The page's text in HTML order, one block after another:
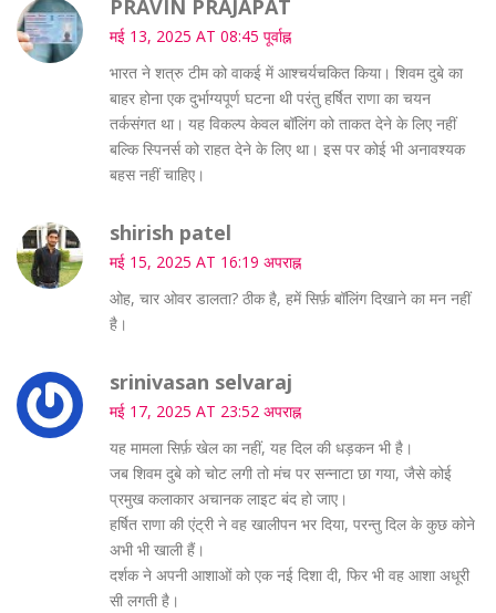
PRAVIN PRAJAPAT
मई 13, 2025 AT 08:45 पूर्वाह्न
भारत ने शत्रु टीम को वाकई में आश्चर्यचकित किया। शिवम दुबे का
बाहर होना एक दुर्भाग्यपूर्ण घटना थी परंतु हर्षित राणा का चयन
तर्कसंगत था। यह विकल्प केवल बॉलिंग को ताकत देने के लिए नहीं
बल्कि स्पिनर्स को राहत देने के लिए था। इस पर कोई भी अनावश्यक
बहस नहीं चाहिए।
shirish patel
मई 15, 2025 AT 16:19 अपराह्न
ओह, चार ओवर डालता? ठीक है, हमें सिर्फ़ बॉलिंग दिखाने का मन नहीं
है।
srinivasan selvaraj
मई 17, 2025 AT 23:52 अपराह्न
यह मामला सिर्फ़ खेल का नहीं, यह दिल की धड़कन भी है।
जब शिवम दुबे को चोट लगी तो मंच पर सन्नाटा छा गया, जैसे कोई
प्रमुख कलाकार अचानक लाइट बंद हो जाए।
हर्षित राणा की एंट्री ने वह खालीपन भर दिया, परन्तु दिल के कुछ कोने
अभी भी खाली हैं।
दर्शक ने अपनी आशाओं को एक नई दिशा दी, फिर भी वह आशा अधूरी
सी लगती है।